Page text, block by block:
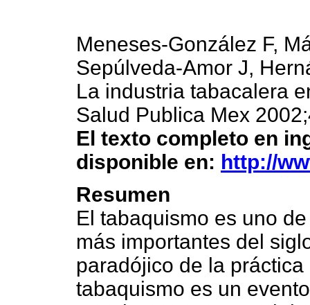
Meneses-González F,
Sepúlveda-Amor J,
La industria tabacalera
Salud Publica Mex
El texto completo en
disponible en: http://
Resumen
El tabaquismo es uno
más importantes del
paradójico de la
tabaquismo es un